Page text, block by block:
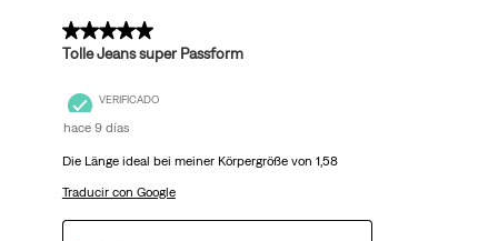
5 de 5 estrellas.
Tolle Jeans super Passform
VERIFICADO
hace 9 días
Die Länge ideal bei meiner Körpergröße von 1,58
Traducir con Google